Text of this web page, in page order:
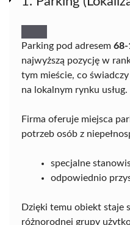
Parking pod adresem 68-
najwyższą pozycję w
tym mieście, co
na lokalnym rynku usług.
Firma oferuje miejsca
potrzeb osób z
specjalne
odpowiednio
Dzięki temu obiekt staje
różnorodnej grupy